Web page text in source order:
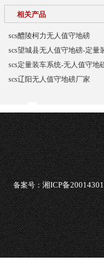
相关产品
scs醴陵柯力无人值守地磅
scs望城县无人值守地磅-定量
scs定量装车系统-无人值守地
scs辽阳无人值守地磅厂家
备案号：湘ICP备